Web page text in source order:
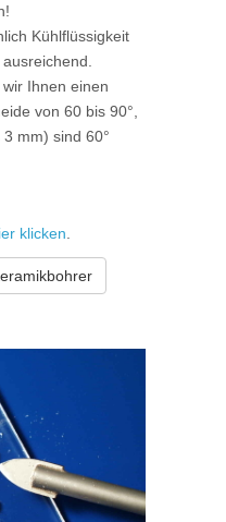
Kühlflüssigkeit
Ihnen einen
von 60 bis 90°,
mm) sind 60°
klicken